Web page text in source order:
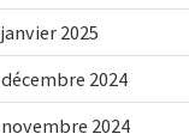
janvier 2025
décembre 2024
novembre 2024